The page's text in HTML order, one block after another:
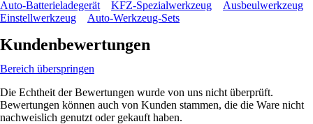
Auto-Batterieladegerät KFZ-Spezialwerkzeug
Ausbeulwerkzeug
Einstellwerkzeug
Auto-Werkzeug-Sets
Kundenbewertungen
Bereich überspringen
Die Echtheit der Bewertungen wurde von uns nicht überprüft.
Bewertungen können auch von Kunden stammen, die die Ware nicht
nachweislich genutzt oder gekauft haben.